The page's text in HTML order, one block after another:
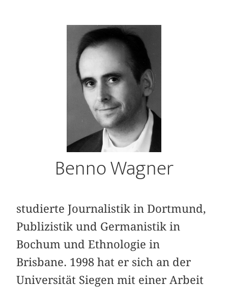
Benno Wagner
studierte Journalistik in Dortmund,
Publizistik und Germanistik in
Bochum und Ethnologie in
Brisbane. 1998 hat er sich an der
Universität Siegen mit einer Arbeit